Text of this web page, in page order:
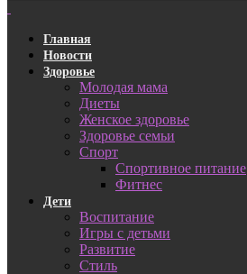
Главная
Новости
Здоровье
Молодая мама
Диеты
Женское здоровье
Здоровье семьи
Спорт
Спортивное питание
Фитнес
Дети
Воспитание
Игры с детьми
Развитие
Стиль